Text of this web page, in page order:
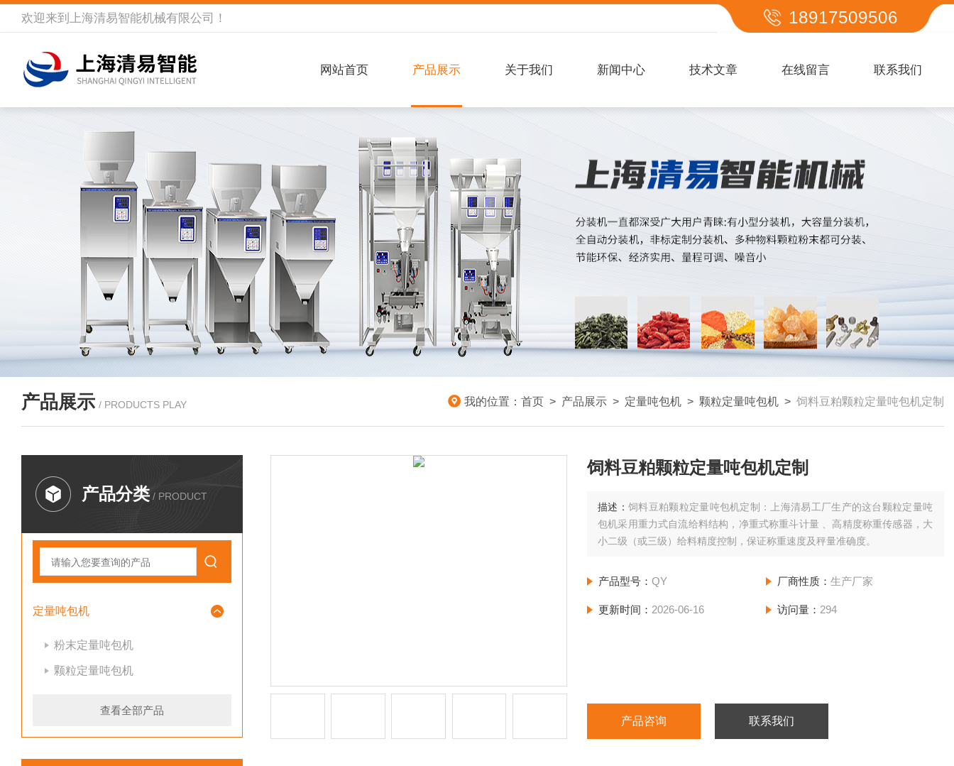
欢迎来到 上海清易智能机械有限公司 ！ 18917509506
网站首页 产品展示 关于我们 新闻中心 技术文章 在线留言 联系我们
产品展示 / PRODUCTS PLAY 我的位置： 首页 > 产品展示 > 定量吨包机 > 颗粒定量吨包机 > 饲料豆粕颗粒定量吨包机定制
产品分类 / PRODUCT
定量吨包机
粉末定量吨包机
颗粒定量吨包机
查看全部产品
饲料豆粕颗粒定量吨包机定制
描述：饲料豆粕颗粒定量吨包机定制：上海清易工厂生产的这台颗粒定量吨
包机采用重力式自流给料结构，净重式称重斗计量 、高精度称重传感器，大
小二级（或三级）给料精度控制，保证称重速度及秤量准确度。
产品型号：QY 厂商性质： 生产厂家
更新时间： 2026-06-16 访问量： 294
产品咨询 联系我们